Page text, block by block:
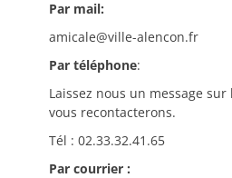
Par mail:
amicale@ville-alencon.fr
Par téléphone:
Laissez nous un message
vous recontacterons.
Tél : 02.33.32.41.65
Par courrier :